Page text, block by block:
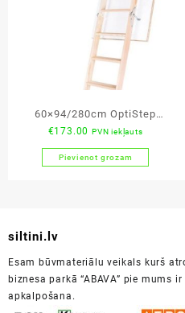
60×94/280cm OptiStep
OLE basic bēniņu kāpnes
€173.00 PVN iekļauts
Pievienot grozam
siltini.lv
Esam būvmateriālu veikals kurš
biznesa parkā “ABAVA” pie mums
apkalpošana.